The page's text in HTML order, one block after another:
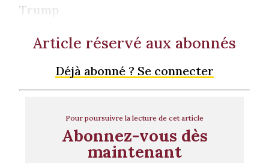
Trump
Article réservé aux abonnés
Déjà abonné ? Se connecter
Pour poursuivre la lecture de cet article
Abonnez-vous dès
maintenant